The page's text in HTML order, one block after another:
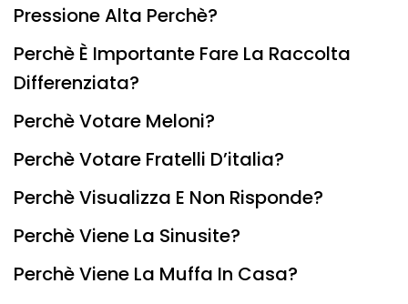
Pressione Alta Perchè?
Perchè È Importante Fare La Raccolta
Differenziata?
Perchè Votare Meloni?
Perchè Votare Fratelli D’italia?
Perchè Visualizza E Non Risponde?
Perchè Viene La Sinusite?
Perchè Viene La Muffa In Casa?